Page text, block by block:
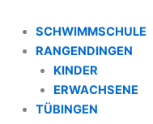
SCHWIMMSCHULE
RANGENDINGEN
KINDER
ERWACHSENE
TÜBINGEN